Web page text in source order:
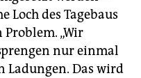
Loch des Tagebaus
„Wir
nur einmal
Ladungen. Das wird